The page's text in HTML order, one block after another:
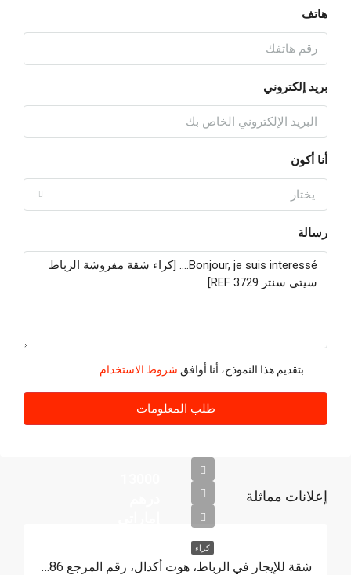
هاتف
بريد إلكتروني
أنا أكون
يختار
رسالة
بتقديم هذا النموذج، أنا أوافق شروط الاستخدام
طلب المعلومات
إعلانات مماثلة
كراء
شقة للإيجار في الرباط، هوت أكدال، رقم المرجع 4386